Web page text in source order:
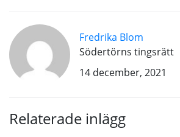
Fredrika Blom
Södertörns tingsrätt
14 december, 2021
Relaterade inlägg